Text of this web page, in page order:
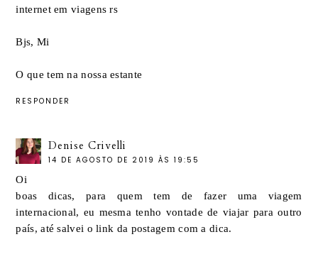
internet em viagens rs
Bjs, Mi
O que tem na nossa estante
RESPONDER
Denise Crivelli
14 DE AGOSTO DE 2019 ÀS 19:55
Oi
boas dicas, para quem tem de fazer uma viagem
internacional, eu mesma tenho vontade de viajar para outro
país, até salvei o link da postagem com a dica.